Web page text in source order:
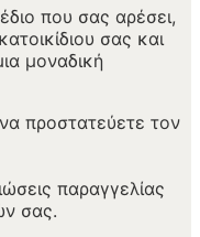
που σας αρέσει,
σας και
μοναδική
προστατεύετε τον
παραγγελίας
σας.